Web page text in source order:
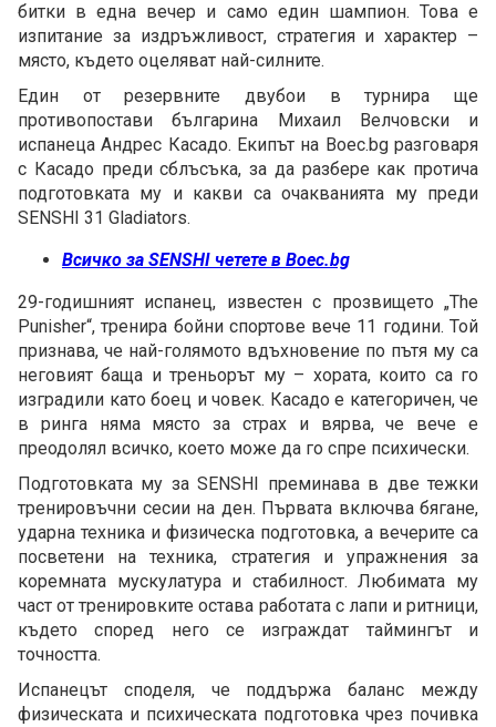
битки в една вечер и само един шампион. Това е
изпитание за издръжливост, стратегия и характер –
място, където оцеляват най-силните.
Един от резервните двубои в турнира ще
противопостави българина Михаил Велчовски и
испанеца Андрес Касадо. Екипът на Boec.bg разговаря
с Касадо преди сблъсъка, за да разбере как протича
подготовката му и какви са очакванията му преди
SENSHI 31 Gladiators.
Всичко за SENSHI четете в Boec.bg
29-годишният испанец, известен с прозвището „The
Punisher“, тренира бойни спортове вече 11 години. Той
признава, че най-голямото вдъхновение по пътя му са
неговият баща и треньорът му – хората, които са го
изградили като боец и човек. Касадо е категоричен, че
в ринга няма място за страх и вярва, че вече е
преодолял всичко, което може да го спре психически.
Подготовката му за SENSHI преминава в две тежки
тренировъчни сесии на ден. Първата включва бягане,
ударна техника и физическа подготовка, а вечерите са
посветени на техника, стратегия и упражнения за
коремната мускулатура и стабилност. Любимата му
част от тренировките остава работата с лапи и ритници,
където според него се изграждат таймингът и
точността.
Испанецът споделя, че поддържа баланс между
физическата и психическата подготовка чрез почивка